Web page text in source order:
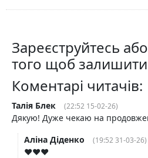
Зареєструйтесь
того щоб
Коментарі читачів:
Талія Блек (22:52 15-02-26)
Дякую! Дуже чекаю на
Аліна Діденко
(19:52 31-03-26)
♥️♥️♥️